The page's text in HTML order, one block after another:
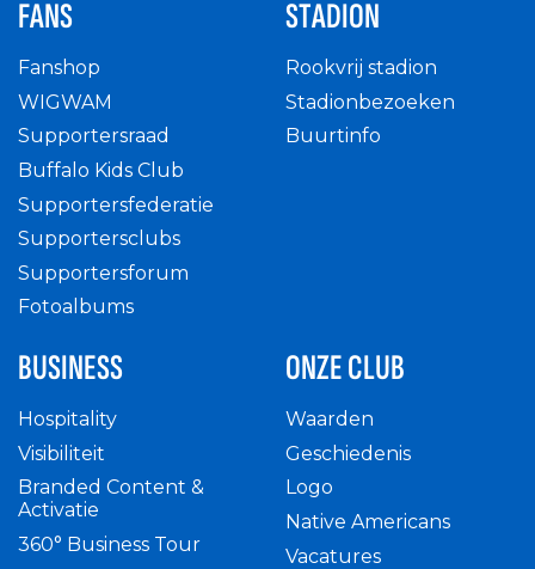
FANS
Fanshop
WIGWAM
Supportersraad
Buffalo Kids Club
Supportersfederatie
Supportersclubs
Supportersforum
Fotoalbums
STADION
Rookvrij stadion
Stadionbezoeken
Buurtinfo
BUSINESS
Hospitality
Visibiliteit
Branded Content &
Activatie
360° Business Tour
ONZE CLUB
Waarden
Geschiedenis
Logo
Native Americans
Vacatures